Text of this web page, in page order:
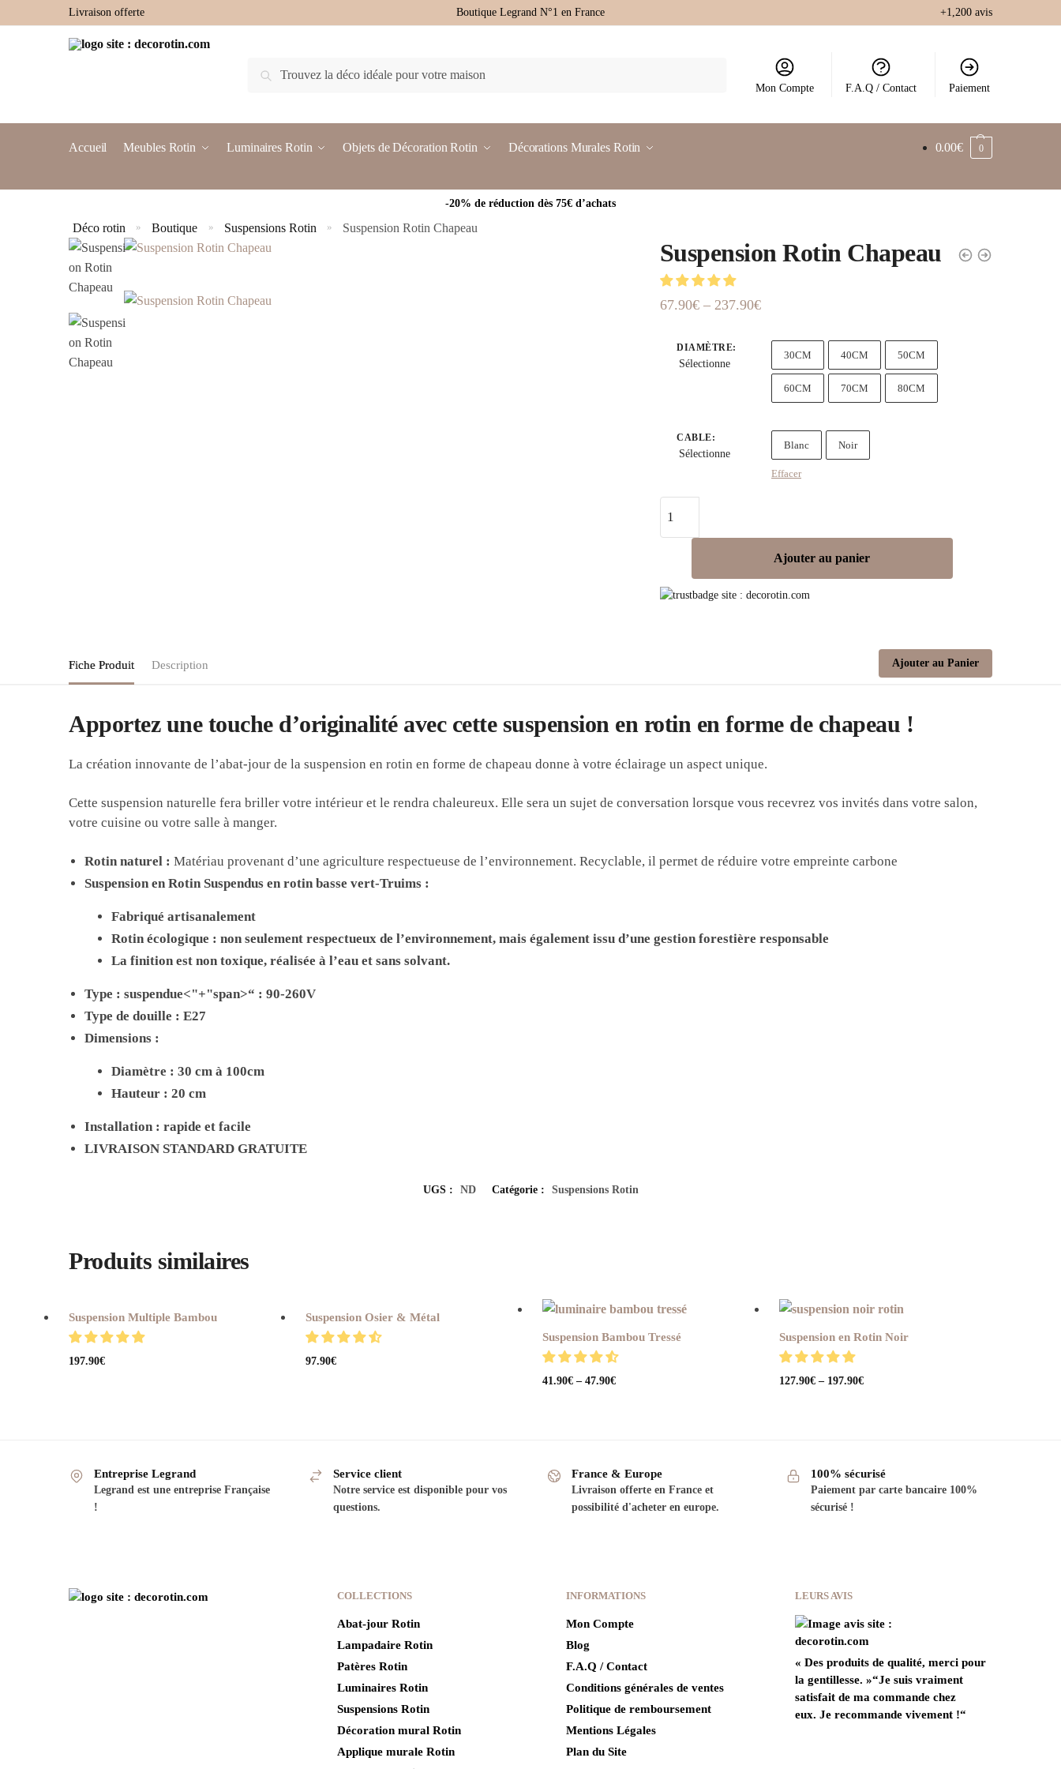
Livraison offerte Boutique Legrand N°1 en France +1,200 avis
Recherche
Mon Compte F.A.Q / Contact Paiement
Accueil Meubles Rotin Luminaires Rotin Objets de Décoration Rotin Décorations Murales Rotin 0.00€ 0
-20% de réduction dès 75€ d’achats
Déco rotin » Boutique » Suspensions Rotin » Suspension Rotin Chapeau
Suspension Rotin Chapeau
67.90€– 237.90€
DIAMÈTRE:
Sélectionne
30CM 40CM 50CM
60CM 70CM 80CM
CABLE:
Sélectionne
Blanc Noir
Effacer
Ajouter au panier
Fiche Produit Description Ajouter au Panier
Apportez une touche d’originalité avec cette suspension en rotin en forme de chapeau !
La création innovante de l’abat-jour de la suspension en rotin en forme de chapeau donne à votre éclairage un aspect unique.
Cette suspension naturelle fera briller votre intérieur et le rendra chaleureux. Elle sera un sujet de conversation lorsque vous recevrez vos invités dans votre salon,
votre cuisine ou votre salle à manger.
Rotin naturel : Matériau provenant d’une agriculture respectueuse de l’environnement. Recyclable, il permet de réduire votre empreinte carbone
Suspension en Rotin Suspendus en rotin basse vert-Truims :
Fabriqué artisanalement
Rotin écologique : non seulement respectueux de l’environnement, mais également issu d’une gestion forestière responsable
La finition est non toxique, réalisée à l’eau et sans solvant.
Type : suspendue<"+"span>“ : 90-260V
Type de douille : E27
Dimensions :
Diamètre : 30 cm à 100cm
Hauteur : 20 cm
Installation : rapide et facile
LIVRAISON STANDARD GRATUITE
UGS : ND Catégorie : Suspensions Rotin
Produits similaires
Suspension Multiple Bambou
197.90€
Suspension Osier & Métal
97.90€
Suspension Bambou Tressé
41.90€– 47.90€
Suspension en Rotin Noir
127.90€– 197.90€
Entreprise Legrand
Legrand est une entreprise Française
!
Service client
Notre service est disponible pour vos
questions.
France & Europe
Livraison offerte en France et
possibilité d'acheter en europe.
100% sécurisé
Paiement par carte bancaire 100%
sécurisé !
COLLECTIONS
Abat-jour Rotin
Lampadaire Rotin
Patères Rotin
Luminaires Rotin
Suspensions Rotin
Décoration mural Rotin
Applique murale Rotin
INFORMATIONS
Mon Compte
Blog
F.A.Q / Contact
Conditions générales de ventes
Politique de remboursement
Mentions Légales
Plan du Site
LEURS AVIS
« Des produits de qualité, merci pour
la gentillesse. »“Je suis vraiment
satisfait de ma commande chez
eux. Je recommande vivement !“